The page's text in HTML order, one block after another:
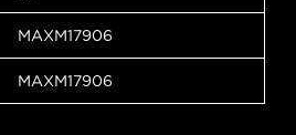
MAXM17906
MAXM17906